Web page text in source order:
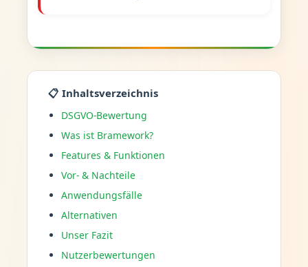
📋 Inhaltsverzeichnis
DSGVO-Bewertung
Was ist Bramework?
Features & Funktionen
Vor- & Nachteile
Anwendungsfälle
Alternativen
Unser Fazit
Nutzerbewertungen